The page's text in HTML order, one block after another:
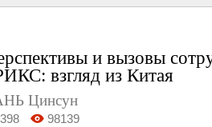
и вызовы
взгляд из Китая
Цинсун
398 98139